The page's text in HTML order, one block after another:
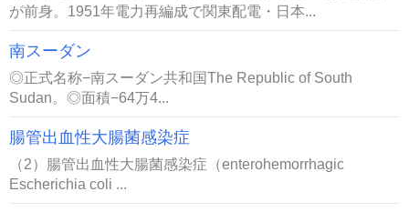
が前身。1951年電力再編成で関東配電・日本...
南スーダン
◎正式名称−南スーダン共和国The Republic of South
Sudan。◎面積−64万4...
腸管出血性大腸菌感染症
（2）腸管出血性大腸菌感染症（enterohemorrhagic
Escherichia coli ...